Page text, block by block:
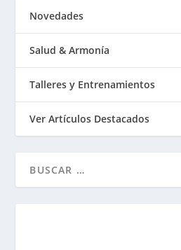
Novedades
Salud & Armonía
Talleres y Entrenamientos
Ver Artículos Destacados